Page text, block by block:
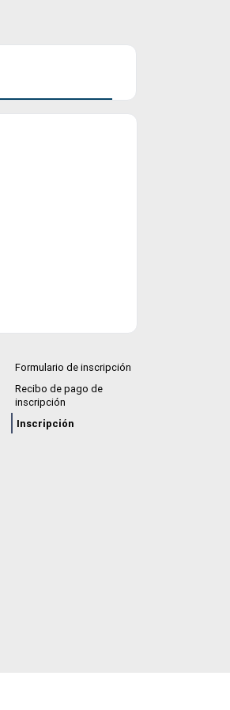
Formulario de inscripción
Recibo de pago de
inscripción
Inscripción